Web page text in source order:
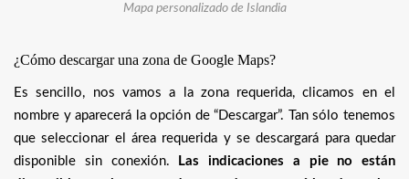
Mapa personalizado de Islandia
¿Cómo descargar una zona de Google Maps?
Es sencillo, nos vamos a la zona requerida, clicamos en el
nombre y aparecerá la opción de “Descargar”. Tan sólo tenemos
que seleccionar el área requerida y se descargará para quedar
disponible sin conexión.
Las indicaciones a pie no están